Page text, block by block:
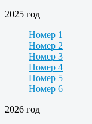
2025 год
Номер 1
Номер 2
Номер 3
Номер 4
Номер 5
Номер 6
2026 год